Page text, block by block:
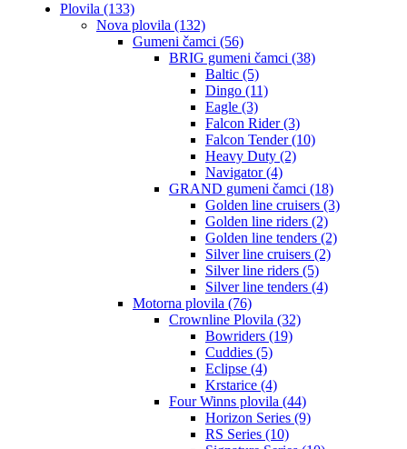
Plovila (133)
Nova plovila (132)
Gumeni čamci (56)
BRIG gumeni čamci (38)
Baltic (5)
Dingo (11)
Eagle (3)
Falcon Rider (3)
Falcon Tender (10)
Heavy Duty (2)
Navigator (4)
GRAND gumeni čamci (18)
Golden line cruisers (3)
Golden line riders (2)
Golden line tenders (2)
Silver line cruisers (2)
Silver line riders (5)
Silver line tenders (4)
Motorna plovila (76)
Crownline Plovila (32)
Bowriders (19)
Cuddies (5)
Eclipse (4)
Krstarice (4)
Four Winns plovila (44)
Horizon Series (9)
RS Series (10)